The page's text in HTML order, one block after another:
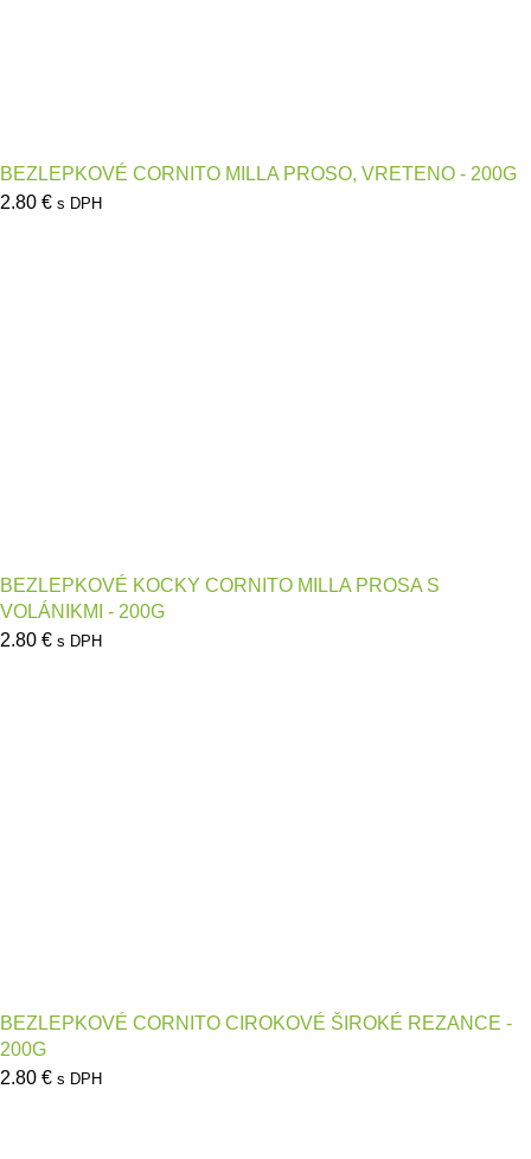
BEZLEPKOVÉ CORNITO MILLA PROSO, VRETENO - 200G
2.80 € s DPH
BEZLEPKOVÉ KOCKY CORNITO MILLA PROSA S
VOLÁNIKMI - 200G
2.80 € s DPH
BEZLEPKOVÉ CORNITO CIROKOVÉ ŠIROKÉ REZANCE -
200G
2.80 € s DPH